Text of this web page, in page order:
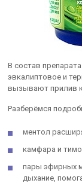
В состав
эвкалиптовое и
вызывают прилив
Разберёмся
ментол
камфара и
пары эфирных
дыхание,